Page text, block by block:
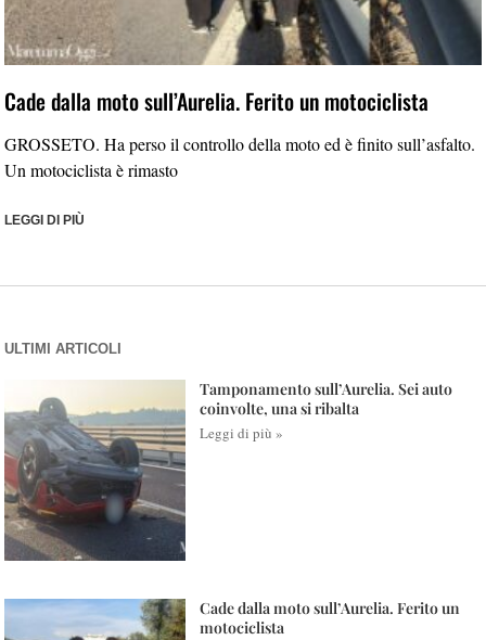
Cade dalla moto sull’Aurelia. Ferito un motociclista
GROSSETO. Ha perso il controllo della moto ed è finito sull’asfalto.
Un motociclista è rimasto
LEGGI DI PIÙ
ULTIMI ARTICOLI
Tamponamento sull’Aurelia. Sei auto
coinvolte, una si ribalta
Leggi di più »
Cade dalla moto sull’Aurelia. Ferito un
motociclista